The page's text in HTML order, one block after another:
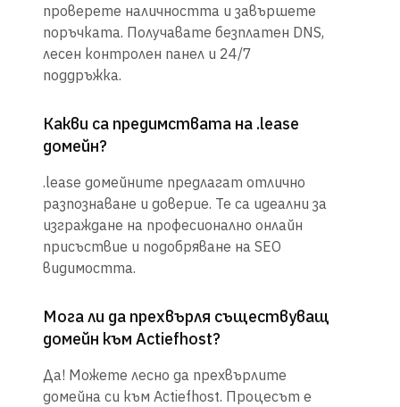
проверете наличността и завършете
поръчката. Получавате безплатен DNS,
лесен контролен панел и 24/7
поддръжка.
Какви са предимствата на .lease
домейн?
.lease домейните предлагат отлично
разпознаване и доверие. Те са идеални за
изграждане на професионално онлайн
присъствие и подобряване на SEO
видимостта.
Мога ли да прехвърля съществуващ
домейн към Actiefhost?
Да! Можете лесно да прехвърлите
домейна си към Actiefhost. Процесът е